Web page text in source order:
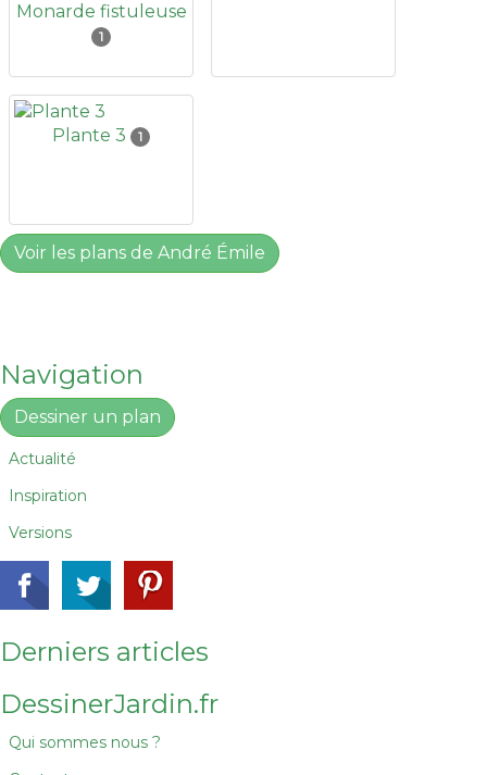
Monarde fistuleuse
1
Plante 3 1
Voir les plans de André Émile
Navigation
Dessiner un plan
Actualité
Inspiration
Versions
Derniers articles
DessinerJardin.fr
Qui sommes nous ?